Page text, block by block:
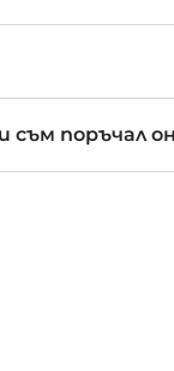
поръчал